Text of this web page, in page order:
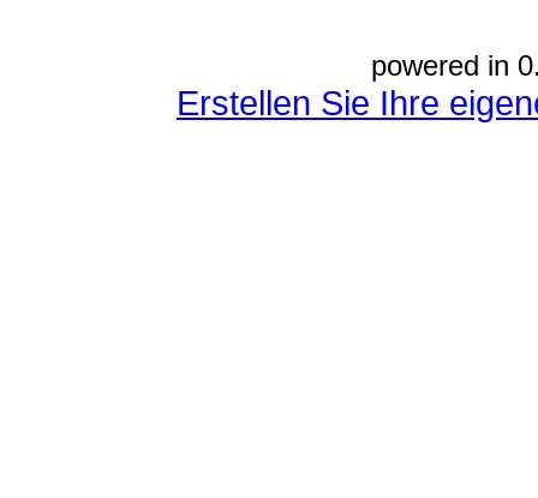
powered in
Erstellen Sie Ihre